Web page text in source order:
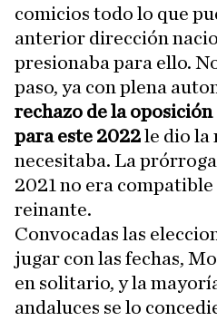
comicios todo lo que
anterior dirección
presionaba para ello.
paso, ya con plena
rechazo de la
para este 2022le dio la
necesitaba. La
2021 no era
reinante.
Convocadas las
jugar con las fechas,
en solitario, y la
andaluces se lo